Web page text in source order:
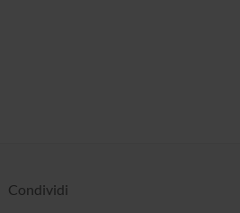
Condividi